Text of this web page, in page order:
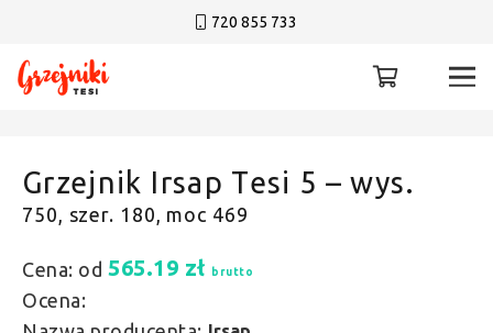
720 855 733
Grzejnik Irsap Tesi 5 – wys.
750, szer. 180, moc 469
Cena: od 565.19 zł brutto
Ocena: